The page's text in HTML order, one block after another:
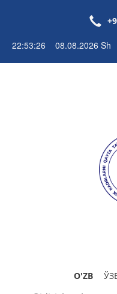
22:53:26 08.08.2026 Sh
O'ZB